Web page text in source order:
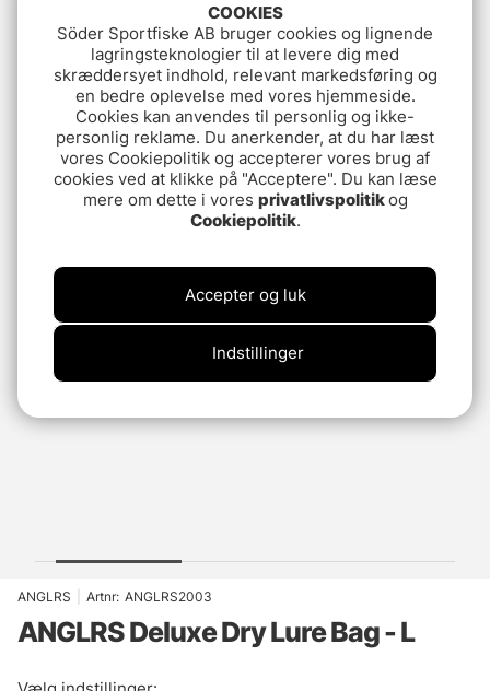
ANGLRS Artnr: ANGLRS2003
ANGLRS Deluxe Dry Lure Bag - L
COOKIES
Söder Sportfiske AB bruger cookies og lignende
lagringsteknologier til at levere dig med
skræddersyet indhold, relevant markedsføring og
en bedre oplevelse med vores hjemmeside.
Cookies kan anvendes til personlig og ikke-
personlig reklame. Du anerkender, at du har læst
vores Cookiepolitik og accepterer vores brug af
cookies ved at klikke på "Acceptere". Du kan læse
mere om dette i vores privatlivspolitikog
Cookiepolitik.
Indstillinger
Accepter og luk